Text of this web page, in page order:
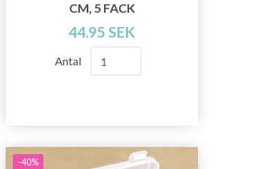
CM, 5 FACK
44.95 SEK
Antal
-40%